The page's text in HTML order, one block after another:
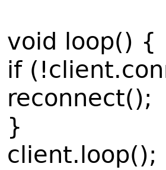
void loop() {
if
reconnect();
}
client.loop();